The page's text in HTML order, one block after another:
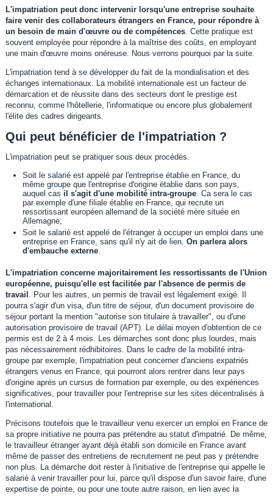
L'impatriation peut donc intervenir lorsqu'une entreprise souhaite
faire venir des collaborateurs étrangers en France, pour répondre à
un besoin de main d'œuvre ou de compétences. Cette pratique est
souvent employée pour répondre à la maîtrise des coûts, en employant
une main d'œuvre moins onéreuse. Nous verrons pourquoi par la suite.
L'impatriation tend à se développer du fait de la mondialisation et des
échanges internationaux. La mobilité internationale est un facteur de
démarcation et de réussite dans des secteurs dont le prestige est
reconnu, comme l'hôtellerie, l'informatique ou encore plus globalement
l'élite des cadres dirigeants.
Qui peut bénéficier de l'impatriation ?
L'impatriation peut se pratiquer sous deux procédés.
Soit le salarié est appelé par l'entreprise établie en France, du
même groupe que l'entreprise d'origine établie dans son pays,
auquel cas il s'agit d'une mobilité intra-groupe. Ca sera le cas
par exemple d'une filiale établie en France, qui recrute un
ressortissant européen allemand de la société mère située en
Allemagne;
Soit le salarié est appelé de l'étranger à occuper un emploi dans une
entreprise en France, sans qu'il n'y ait de lien. On parlera alors
d'embauche externe.
L'impatriation concerne majoritairement les ressortissants de l'Union
européenne, puisqu'elle est facilitée par l'absence de permis de
travail . Pour les autres, un permis de travail est légalement exigé. Il
pourra s'agir d'un visa, d'un titre de séjour, d'un document provisoire de
séjour portant la mention "autorise son titulaire à travailler", ou d'une
autorisation provisoire de travail (APT). Le délai moyen d'obtention de ce
permis est de 2 à 4 mois. Les démarches sont donc plus lourdes, mais
pas nécessairement rédhibitoires. Dans le cadre de la mobilité intra-
groupe par exemple, l'impatriation peut concerner d'anciens expatriés
étrangers venus en France, qui pourront alors rentrer dans leur pays
d'origine après un cursus de formation par exemple, ou des expériences
significatives, pour travailler pour l'entreprise sur les sites décentralisés à
l'international.
Précisons toutefois que le travailleur venu exercer un emploi en France de
sa propre initiative ne pourra pas prétendre au statut d'impatrié. De même,
le travailleur étranger ayant déjà établi son domicile en France avant
même de passer des entretiens de recrutement ne peut pas y prétendre
non plus. La démarche doit rester à l'initiative de l'entreprise qui appelle le
salarié à venir travailler pour lui, parce qu'il dispose d'un savoir faire, d'une
expertise de pointe, ou pour une toute autre raison, en lien avec la